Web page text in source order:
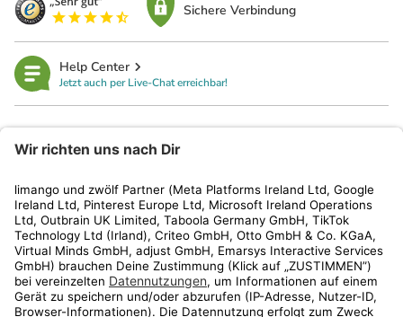
Sichere Verbindung
Help Center
Jetzt auch per Live-Chat erreichbar!
Kundenservice
Shop
Aktionen